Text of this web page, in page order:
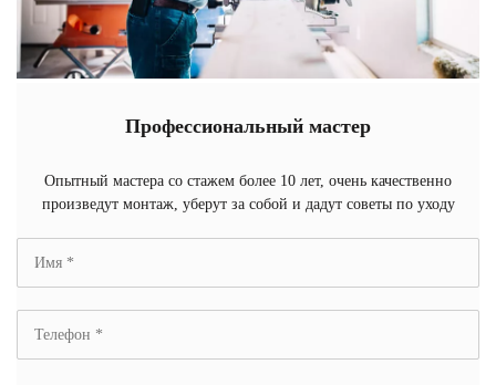
Профессиональный мастер
Опытный мастера со стажем более 10 лет, очень качественно
произведут монтаж, уберут за собой и дадут советы по уходу